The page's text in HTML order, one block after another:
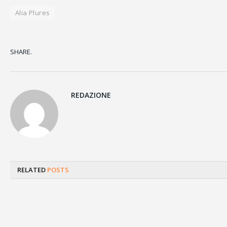
Alia Plures
SHARE.
REDAZIONE
RELATED POSTS